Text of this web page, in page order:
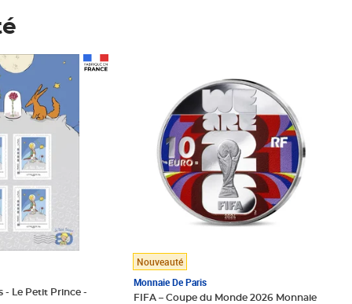
- Le Petit Prince -
Nouveauté
Monnaie De Paris
FIFA – Coupe du Monde 2026 Monnaie